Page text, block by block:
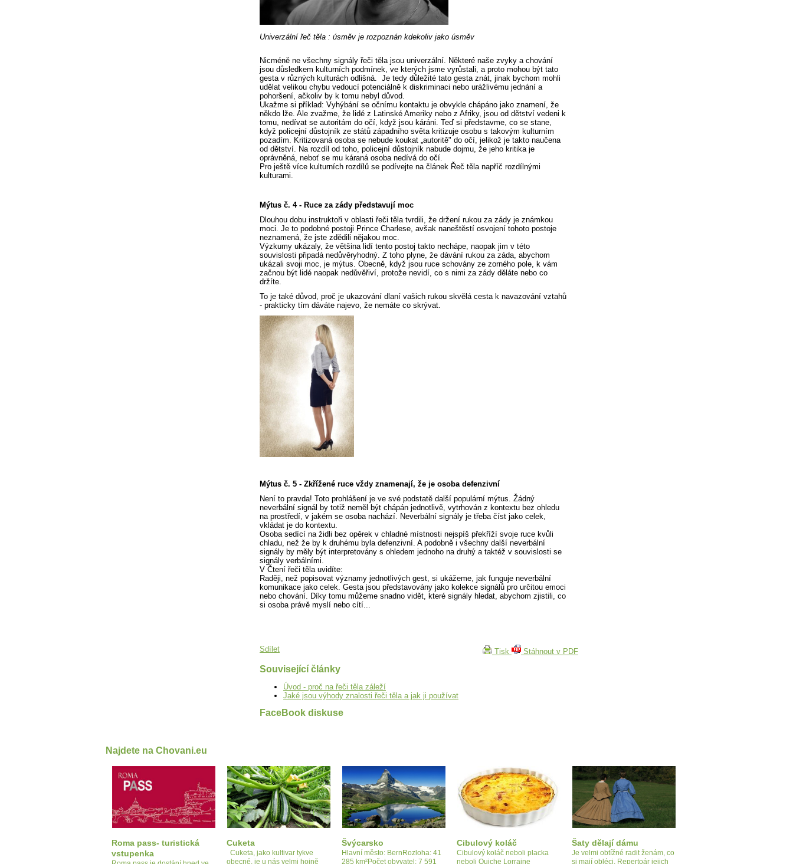
Univerzální řeč těla : úsměv je rozpoznán kdekoliv jako úsměv
Nicméně ne všechny signály řeči těla jsou univerzální. Některé naše zvyky a chování
jsou důsledkem kulturních podmínek, ve kterých jsme vyrůstali, a proto mohou být tato
gesta v různých kulturách odlišná. Je tedy důležité tato gesta znát, jinak bychom mohli
udělat velikou chybu vedoucí potenciálně k diskriminaci nebo urážlivému jednání a
pohoršení, ačkoliv by k tomu nebyl důvod.
Ukažme si příklad: Vyhýbání se očnímu kontaktu je obvykle chápáno jako znamení, že
někdo lže. Ale zvažme, že lidé z Latinské Ameriky nebo z Afriky, jsou od dětství vedeni k
tomu, nedívat se autoritám do očí, když jsou káráni. Teď si představme, co se stane,
když policejní důstojník ze států západního světa kritizuje osobu s takovým kulturním
pozadím. Kritizovaná osoba se nebude koukat „autoritě" do očí, jelikož je takto naučena
od dětství. Na rozdíl od toho, policejní důstojník nabude dojmu, že jeho kritika je
oprávněná, neboť se mu káraná osoba nedívá do očí.
Pro ještě více kulturních rozdílů se podívejte na článek Řeč těla napříč rozdílnými
kulturami.
Mýtus č. 4 - Ruce za zády představují moc
Dlouhou dobu instruktoři v oblasti řeči těla tvrdili, že držení rukou za zády je známkou
moci. Je to podobné postoji Prince Charlese, avšak naneštěstí osvojení tohoto postoje
neznamená, že jste zdědili nějakou moc.
Výzkumy ukázaly, že většina lidí tento postoj takto nechápe, naopak jim v této
souvislosti připadá nedůvěryhodný. Z toho plyne, že dávání rukou za záda, abychom
ukázali svoji moc, je mýtus. Obecně, když jsou ruce schovány ze zorného pole, k vám
začnou být lidé naopak nedůvěřiví, protože nevidí, co s nimi za zády děláte nebo co
držíte.
To je také důvod, proč je ukazování dlaní vašich rukou skvělá cesta k navazování vztahů
- prakticky tím dáváte najevo, že nemáte co skrývat.
Mýtus č. 5 - Zkřížené ruce vždy znamenají, že je osoba defenzivní
Není to pravda! Toto prohlášení je ve své podstatě další populární mýtus. Žádný
neverbální signál by totiž neměl být chápán jednotlivě, vytrhován z kontextu bez ohledu
na prostředí, v jakém se osoba nachází. Neverbální signály je třeba číst jako celek,
vkládat je do kontextu.
Osoba sedící na židli bez opěrek v chladné místnosti nejspíš překříží svoje ruce kvůli
chladu, než že by k druhému byla defenzivní. A podobně i všechny další neverbální
signály by měly být interpretovány s ohledem jednoho na druhý a taktéž v souvislosti se
signály verbálními.
V Čtení řeči těla uvidíte:
Raději, než popisovat významy jednotlivých gest, si ukážeme, jak funguje neverbální
komunikace jako celek. Gesta jsou představovány jako kolekce signálů pro určitou emoci
nebo chování. Díky tomu můžeme snadno vidět, které signály hledat, abychom zjistili, co
si osoba právě myslí nebo cítí...
Sdílet Tisk Stáhnout v PDF
Související články
Úvod - proč na řeči těla záleží
Jaké jsou výhody znalosti řeči těla a jak ji používat
FaceBook diskuse
Najdete na Chovani.eu
Roma pass- turistická
vstupenka
Cuketa
Cuketa, jako kultivar tykve
obecné, je u nás velmi hojně
Švýcarsko
Hlavní město: BernRozloha: 41
285 km²Počet obyvatel: 7 591
Cibulový koláč
Cibulový koláč neboli placka
neboli Quiche Lorraine
Šaty dělají dámu
Je velmi obtížné radit ženám, co
si mají obléci. Repertoár jejich